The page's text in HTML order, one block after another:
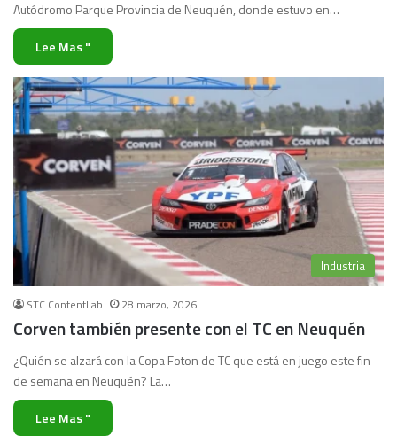
Autódromo Parque Provincia de Neuquén, donde estuvo en…
Lee Mas "
Industria
STC ContentLab 28 marzo, 2026
Corven también presente con el TC en Neuquén
¿Quién se alzará con la Copa Foton de TC que está en juego este fin
de semana en Neuquén? La…
Lee Mas "